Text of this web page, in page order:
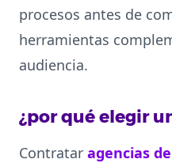
procesos antes de
herramientas
audiencia.
¿por qué elegir
Contratar agencias